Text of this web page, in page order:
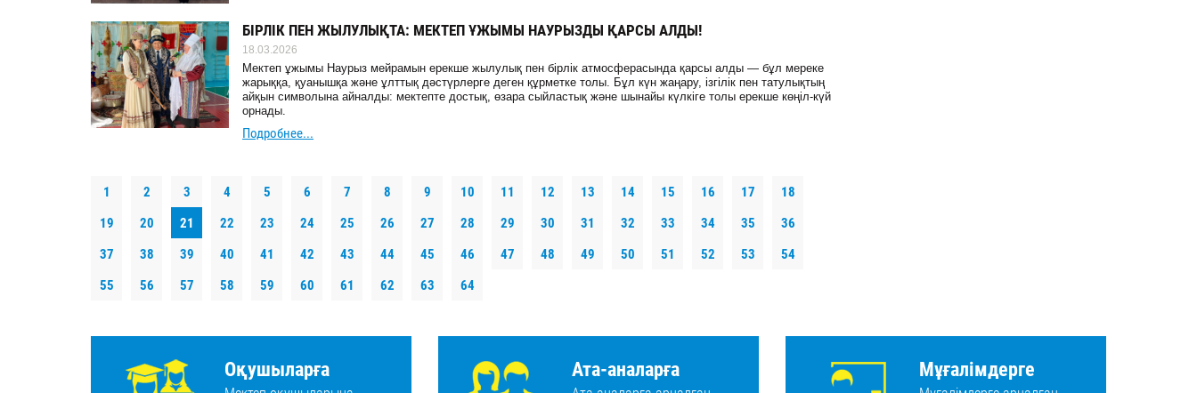
БІРЛІК ПЕН ЖЫЛУЛЫҚТА: МЕКТЕП ҰЖЫМЫ НАУРЫЗДЫ ҚАРСЫ АЛДЫ!
18.03.2026
Мектеп ұжымы Наурыз мейрамын ерекше жылулық пен бірлік атмосферасында қарсы алды — бұл мереке
жарыққа, қуанышқа және ұлттық дәстүрлерге деген құрметке толы. Бұл күн жаңару, ізгілік пен татулықтың
айқын символына айналды: мектепте достық, өзара сыйластық және шынайы күлкіге толы ерекше көңіл-күй
орнады.
Подробнее...
1 2 3 4 5 6 7 8 9 10 11 12 13 14 15 16 17
18
19
20 21 22 23 24 25 26 27 28 29 30 31 32 33 34 35
36
37
38 39 40 41 42 43 44 45 46 47 48 49 50 51 52 53
54
55
56 57 58 59 60 61 62 63 64
Оқушыларға Ата-аналарға Мұғалімдерге